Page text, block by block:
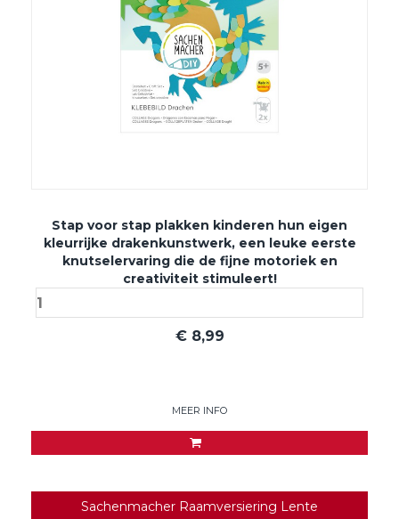
Stap voor stap plakken kinderen hun eigen
kleurrijke drakenkunstwerk, een leuke eerste
knutselervaring die de fijne motoriek en
creativiteit stimuleert!
€ 8,99
MEER INFO
Sachenmacher Raamversiering Lente